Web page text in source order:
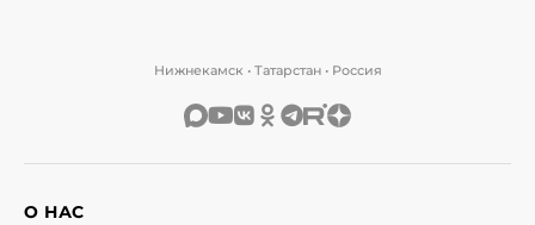
Нижнекамск • Татарстан • Россия
О НАС